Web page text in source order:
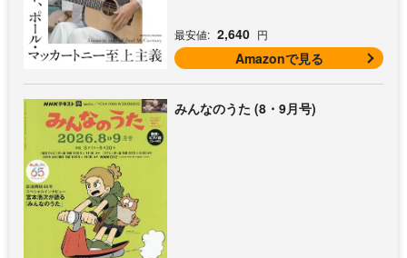
最安値: 2,640 円
Amazonで見る
みんなのうた (8・9月号)